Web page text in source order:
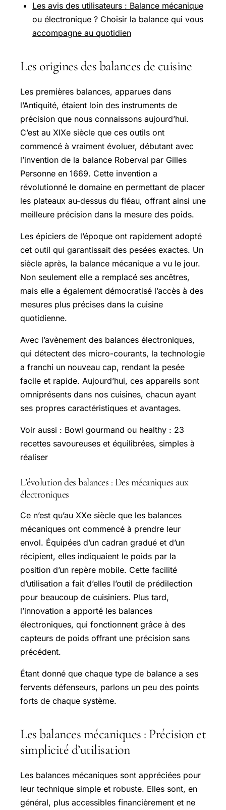
Les avis des utilisateurs : Balance mécanique
ou électronique ? Choisir la balance qui vous
accompagne au quotidien
Les origines des balances de cuisine
Les premières balances, apparues dans
l’Antiquité, étaient loin des instruments de
précision que nous connaissons aujourd’hui.
C’est au XIXe siècle que ces outils ont
commencé à vraiment évoluer, débutant avec
l’invention de la balance Roberval par Gilles
Personne en 1669. Cette invention a
révolutionné le domaine en permettant de placer
les plateaux au-dessus du fléau, offrant ainsi une
meilleure précision dans la mesure des poids.
Les épiciers de l’époque ont rapidement adopté
cet outil qui garantissait des pesées exactes. Un
siècle après, la balance mécanique a vu le jour.
Non seulement elle a remplacé ses ancêtres,
mais elle a également démocratisé l’accès à des
mesures plus précises dans la cuisine
quotidienne.
Avec l’avènement des balances électroniques,
qui détectent des micro-courants, la technologie
a franchi un nouveau cap, rendant la pesée
facile et rapide. Aujourd’hui, ces appareils sont
omniprésents dans nos cuisines, chacun ayant
ses propres caractéristiques et avantages.
Voir aussi : Bowl gourmand ou healthy : 23
recettes savoureuses et équilibrées, simples à
réaliser
L’évolution des balances : Des mécaniques aux
électroniques
Ce n’est qu’au XXe siècle que les balances
mécaniques ont commencé à prendre leur
envol. Équipées d’un cadran gradué et d’un
récipient, elles indiquaient le poids par la
position d’un repère mobile. Cette facilité
d’utilisation a fait d’elles l’outil de prédilection
pour beaucoup de cuisiniers. Plus tard,
l’innovation a apporté les balances
électroniques, qui fonctionnent grâce à des
capteurs de poids offrant une précision sans
précédent.
Étant donné que chaque type de balance a ses
fervents défenseurs, parlons un peu des points
forts de chaque système.
Les balances mécaniques : Précision et
simplicité d’utilisation
Les balances mécaniques sont appréciées pour
leur technique simple et robuste. Elles sont, en
général, plus accessibles financièrement et ne